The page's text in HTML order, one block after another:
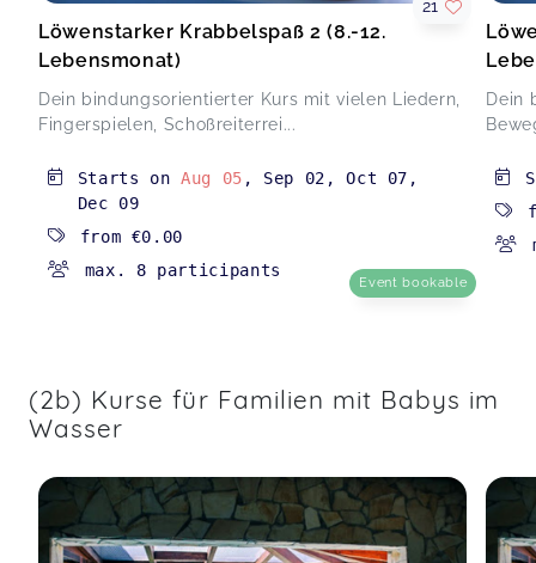
Löwenstarker Krabbelspaß 2 (8.-12. Lebensmonat)
Isabel,
War sehr schön gemacht.
(3) Bewegungsspaß im Wasser (4-7 M.)(AOK li.) Jun und Jul
Hat echt Spaß gemacht und auch meinem Kind
super gefallen
(3) Bewegungsspaß im Wasser (4-7 M.)(AOK li.) Jun und Jul
Danke für die schönen Stunden mit
Bewegungsspaß im Wasser. Uns hat es richtig
Christiane, Mar 24
Löwenstarker Krabbelspaß 2 (8.-12.
Lebensmonat)
Dein bindungsorientierter Kurs mit vielen Liedern,
Fingerspielen, Schoßreiterrei...
21
Starts onAug 05 , Sep 02 ,Oct 07 ,
Dec 09
from €0.00
max. 8 participants
Event bookable
Dein
(2b) Kurse für Familien mit Babys im
Wasser